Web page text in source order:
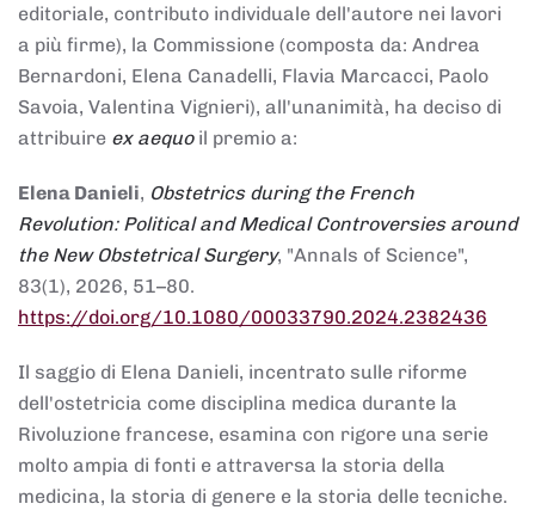
editoriale, contributo individuale dell'autore nei lavori
a più firme), la Commissione (composta da: Andrea
Bernardoni, Elena Canadelli, Flavia Marcacci, Paolo
Savoia, Valentina Vignieri), all'unanimità, ha deciso di
attribuire ex aequoil premio a:
Elena Danieli, Obstetrics during the French
Revolution: Political and Medical Controversies around
the New Obstetrical Surgery, "Annals of Science",
83(1), 2026, 51–80.
https://doi.org/10.1080/00033790.2024.2382436
Il saggio di Elena Danieli, incentrato sulle riforme
dell'ostetricia come disciplina medica durante la
Rivoluzione francese, esamina con rigore una serie
molto ampia di fonti e attraversa la storia della
medicina, la storia di genere e la storia delle tecniche.